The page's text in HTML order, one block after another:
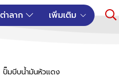
าลาก เพิ่มเติม
ปั๊มบีบน้ำมันหัวแดง